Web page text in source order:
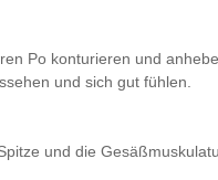
Po konturieren und
und sich gut fühlen.
und die